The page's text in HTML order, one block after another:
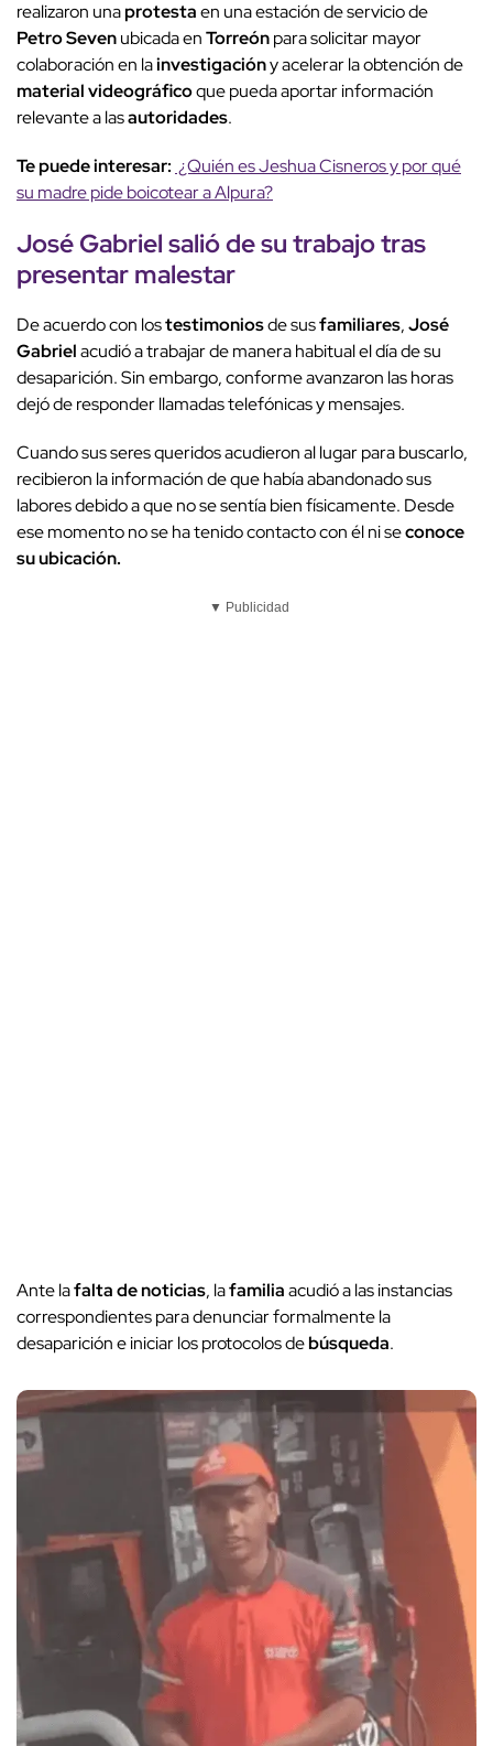
realizaron unaprotestaen una estación de servicio de
Petro Sevenubicada enTorreónpara solicitar mayor
colaboración en lainvestigacióny acelerar la obtención de
material videográficoque pueda aportar información
relevante a lasautoridades.
Te puede interesar: ¿Quién es Jeshua Cisneros y por qué
su madre pide boicotear a Alpura?
José Gabrielsalió de su trabajotras
presentarmalestar
De acuerdo con lostestimoniosde susfamiliares,José
Gabrielacudió a trabajar de manera habitual el día de su
desaparición. Sin embargo, conforme avanzaron las horas
dejó de responder llamadas telefónicas y mensajes.
Cuando sus seres queridos acudieron al lugar para buscarlo,
recibieron la información de que había abandonado sus
labores debido a que no se sentía bien físicamente. Desde
ese momento no se ha tenido contacto con él ni seconoce
su ubicación.
▼ Publicidad
Ante lafalta de noticias, lafamiliaacudió a las instancias
correspondientes para denunciar formalmente la
desaparición e iniciar los protocolos debúsqueda.